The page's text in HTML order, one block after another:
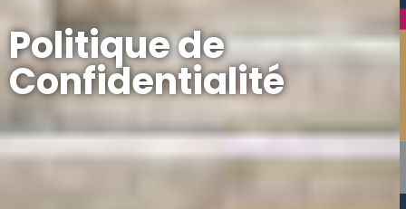
Politique de
Confidentialité